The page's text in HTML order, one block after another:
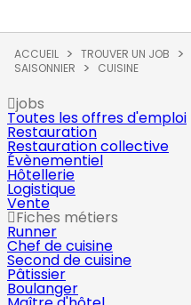
ACCUEIL TROUVER UN JOB
SAISONNIER
CUISINE
jobs
Toutes les offres d'emploi
Restauration
Restauration collective
Évènementiel
Hôtellerie
Logistique
Vente
Fiches métiers
Runner
Chef de cuisine
Second de cuisine
Pâtissier
Boulanger